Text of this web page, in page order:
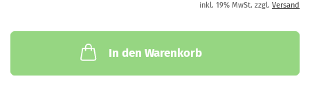
inkl. 19% MwSt. zzgl. Versand
In den Warenkorb